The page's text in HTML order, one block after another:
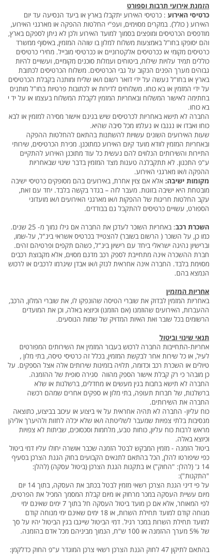
הזמנת אירועי תרבות וספורט
כרטיסי האירוע : כרטיסי האירוע יתקבלו בארץ או ביעד הנסיעה עד יום
האירוע ( כולל). במקרים מסוימים, ועפ"י החלטות ההפקה או מארגני האירוע,
מודפסים הכרטיסים ומופצים בסמוך למועד האירוע ולכן לא ניתן לספקם בארץ,
והם יסופקו בחו"ל באמצעות משלוח למלון בו שוהה המזמין, באיסוף ממשרד
כרטיסים מקומי או ככרטיסים אלקטרוניים או ככרטיסי מובייל. מחירי כרטיסים
כוללים תמיד עלויות שילוח, ביטוחים ועמלות סוכנים מקומיים, ועשויים להיות
גבוהים מערך הפנים הנקוב על גבי הכרטיסים. משלוח הכרטיסים לכתובת
בארץ או בחו"ל נעשה על ידי דואר רשום ו/או שליח ומותנה בקבלת הכרטיסים
על ידי המזמין או בא כוחו. משלוחים לדירות או לכתובות פרטיות בחו"ל מותנים
בחתימה לאישור המשלוח ובאחריות המזמין לקבלת המשלוח בעצמו או על יד י
בא כוחו.
החברה לא תישא באחריות לכרטיסים שיש בגינם אישור מסירה למזמין או לבא
כוחו ואבדו או נגנבו או נעלמו מכל סיבה שהיא.
שעות האירועים השונים עשויות להשתנות בהתאם להחלטות ההפקה
ובאחריות המזמין לוודא מועד קיום האירוע כמתוכנן. מכירת הכרטיסים, שירותי
התיירות והשירותים הנלווים להם נעשית כל עוד מתוכנן האירוע להתקיים
ע"פ התכנון. לא תתקבלנה טענות מצד המזמין בדבר שינוי שבאחריות
ההפקה ו/או מארגני האירוע.
מקומות ישיבה: אלא אם צוין אחרת, באירועים בהם מסופקים כרטיסי ישיבה
מובטחת היא ישיבה בזוגות. מעבר לזה – בגדר בקשה בלבד. יחד עם זאת,
עקב החלטות חריגות של ההפקות ו/או מארגני האירועים ו/או מועדוני
הספורט, עשויים כרטיסים להתקבל גם בבודדים.
השכרת רכב
: באחריות השוכר לעדכן את החברה אם גילו נמוך מ- 25 שנים.
כמו כן, על השוכר ( הרשום בשובר) להצטייד בכרטיס אשראי בינ"ל, על-שמו,
וברישיון נהיגה ישראלי ביחד עם רישיון בינ"ל, כשהם תקפים ופרטיהם זהים.
חברת ההשכרה אינה מתחייבת לספק רכב מדגם מסוים, אלא מקבוצת רכבים
מסוימת בלבד. החברה אינה אחראית לנזק ו/או אבדן שיגרמו לרכבים או לרכוש
הנמצא בהם.
אחריות המזמין
באחריות המזמין לבדוק את שוברי הטיסה שהונפקו לו, את שוברי המלון, הרכב,
ההעברות, האירועים שהוזמנו (אם הוזמנו) וכיוצא באלה, וכן את המועדים
הרשומים בכל שובר ואת האיות המדויק של שמות הנוסעים.
תנאי שינוי וביטול
אחריות-התחייבות החברה לרכוש בעבור המזמין את השירותים המפורטים
לעיל, או כל שירות אחר לבקשת המזמין, בכלל זה כרטיסי טיסה, בתי מלון ,
טיולים או השכרת רכב וכדומה, תלויה בזמינות שירותים אלה אצל הספקים. על
כן מובהר כי רק קבלת אישור הספק מהווה סגירה סופית של ההזמנה.
החברה לא תישא בחבות בגין מעשים או מחדלים, ברשלנות או שלא
ברשלנות, של חברות תעופה, בתי מלון או ספקים אחרים שמהם רכשה
החברה את השירותים.
כוח עליון- החברה לא תהיה אחראית על אי ביצוע או עיכוב בביצוע, כתוצאה
מנסיבות בלתי צפויות שמעבר לשליטתה ו/או שלא יכלה לחזות ולהיערך אליהן
מראש לרבות כוח עליון, כוחות טבע, מלחמות וסכסוכים, שביתות לא צפויות
וכיוצא באלה.
ביטול הזמנה - מזמין המבקש לבטל הזמנה שכבר אושרה יחולו עליו דמי ביטול
כפי שיפורטו להלן, הכל בהתאם לתנאים הקבועים בחוק הגנת הצרכן בסעיף
14 ג' (להלן: "החוק") או בתקנות הגנת הצרכן (ביטול עסקה) (להלן:
"התקנות"):
על פי דיני הגנת הצרכן רשאי מזמין לבטל בכתב את העסקה, בתוך 14 יום
מיום עשיית העסקה במכר מרחוק או מיום קבלת המסמך המכיל את הפרטים,
לפי המאוחר, אלא אם כן מועד ביטול העסקה חל בתוך 7 ימים שאינם ימי
מנוחה קודם למועד תחילת השרות, או 18 ימים שאינם ימי מנוחה קודם
למועד תחילת השרות במכר רגיל. דמי הביטול שייגבו בגין הביטול יהיו על סך
של 5% מערך ההזמנה או 100 ש"ח, הנמוך מביניהם מכל אדם בהזמנה.
בהתאם לתיקון 47 לחוק הגנת הצרכן רשאי צרכן המוגדר ע"פ החוק כדלקמן: